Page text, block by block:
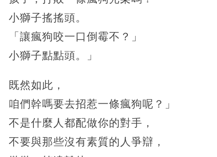
小獅子搖搖頭。
「讓瘋狗咬一口倒霉不？」
小獅子點點頭。」
既然如此，
咱們幹嗎要去招惹一條瘋狗呢？」
不是什麼人都配做你的對手，
不要與那些沒有素質的人爭辯，